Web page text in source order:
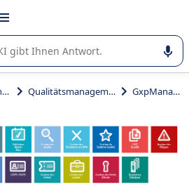
mit
bei der Nutzung oder Auswahl
Organisation und Planung Qualitätsmanagement GxpManager